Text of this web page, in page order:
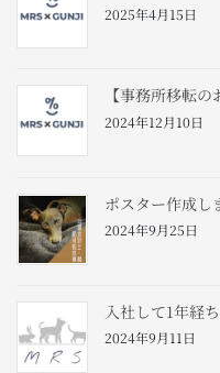
2025年4月15日
【事務所移転の
2024年12月10日
ポスター作成し
2024年9月25日
入社して1年経
2024年9月11日